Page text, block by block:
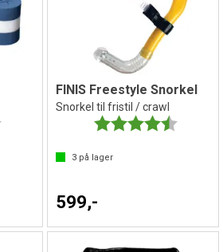
4.7 av 5 mulige
FINIS Freestyle Snorkel
Snorkel til fristil / crawl
Karakter:
3på lager
599,-